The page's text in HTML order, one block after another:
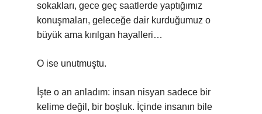
sokakları, gece geç saatlerde yaptığımız
konuşmaları, geleceğe dair kurduğumuz o
büyük ama kırılgan hayalleri…
O ise unutmuştu.
İşte o an anladım: insan nisyan sadece bir
kelime değil, bir boşluk. İçinde insanın bile